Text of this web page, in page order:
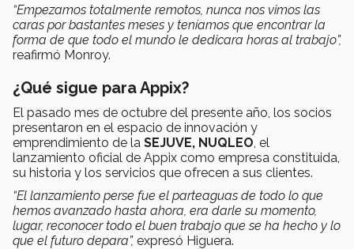
“Empezamos totalmente remotos, nunca nos vimos las
caras por bastantes meses y teníamos que encontrar la
forma de que todo el mundo le dedicara horas al trabajo”,
reafirmó Monroy.
¿Qué sigue para Appix?
El pasado mes de octubre del presente año, los socios
presentaron en el espacio de innovación y
emprendimiento de la SEJUVE, NUQLEO , el
lanzamiento oficial de Appix como empresa constituida,
su historia y los servicios que ofrecen a sus clientes.
“El lanzamiento perse fue el parteaguas de todo lo que
hemos avanzado hasta ahora, era darle su momento,
lugar, reconocer todo el buen trabajo que se ha hecho y lo
que el futuro depara”, expresó Higuera.